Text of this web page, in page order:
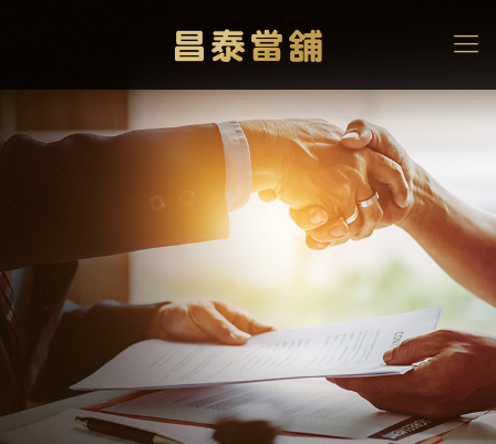
汽機車借款推薦看這篇！
讓你輕鬆搞懂汽機車借款
的眉角
高雄當舖 當舖知識文章 >